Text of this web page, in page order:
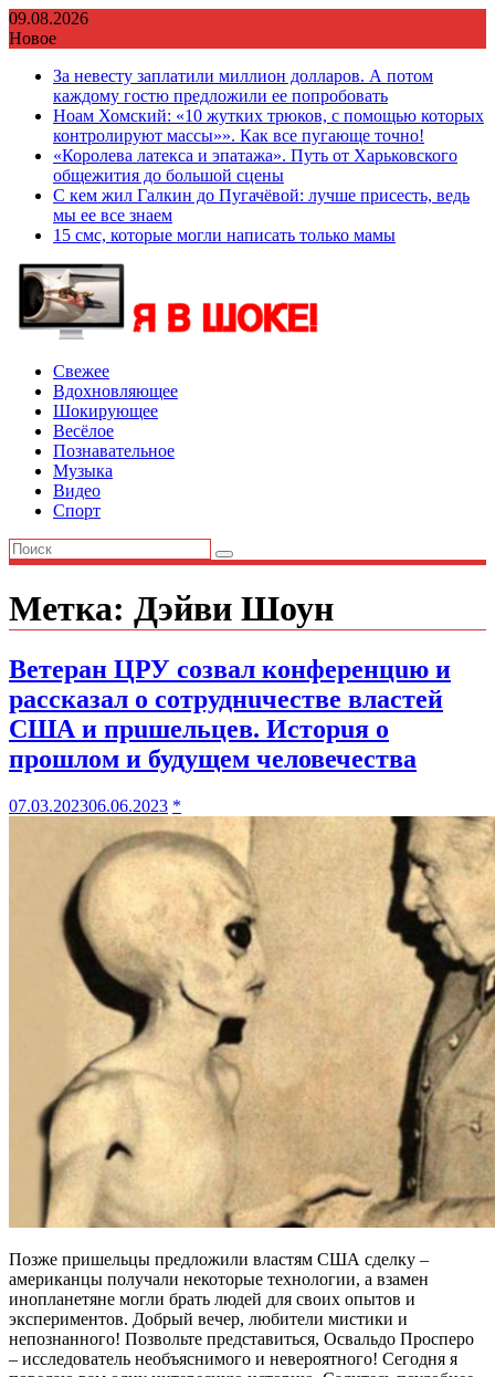
Перейти
к
09.08.2026
Новое
За невесту заплатили миллион долларов. А потом
каждому гостю предложили ее попробовать
Ноам Хомский: «10 жутких трюков, с помощью которых
контролируют массы»». Как все пугающе точно!
«Королева латекса и эпатажа». Путь от Харьковского
общежития до большой сцены
С кем жил Галкин до Пугачёвой: лучше присесть, ведь
мы ее все знаем
15 смс, которые могли написать только мамы
Свежее
Вдохновляющее
Шокирующее
Весёлое
Познавательное
Музыка
Видео
Спорт
Метка: Дэйви Шоун
Ветеран ЦРУ созвал конференцuю и
рассказал о сотруднuчестве властей
США и прuшельцев. Исторuя о
прошлом и будущем человечества
07.03.202306.06.2023 *
Позже пришельцы предложили властям США сделку –
американцы получали некоторые технологии, а взамен
инопланетяне могли брать людей для своих опытов и
экспериментов. Добрый вечер, любители мистики и
непознанного! Позвольте представиться, Освальдо Просперо
– исследователь необъяснимого и невероятного! Сегодня я